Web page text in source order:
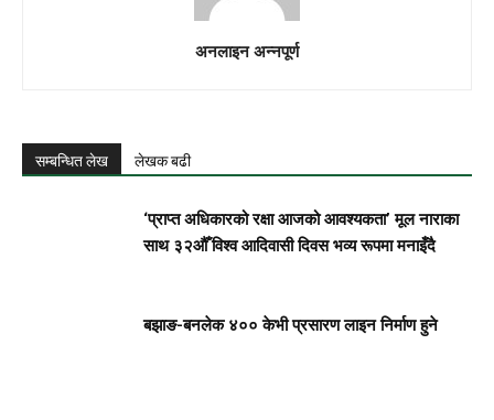
अनलाइन अन्नपूर्ण
सम्बन्धित लेख लेखक बढी
‘प्राप्त अधिकारको रक्षा आजको आवश्यकता’ मूल नाराका
साथ ३२औँ विश्व आदिवासी दिवस भव्य रूपमा मनाइँदै
बझाङ-बनलेक ४०० केभी प्रसारण लाइन निर्माण हुने